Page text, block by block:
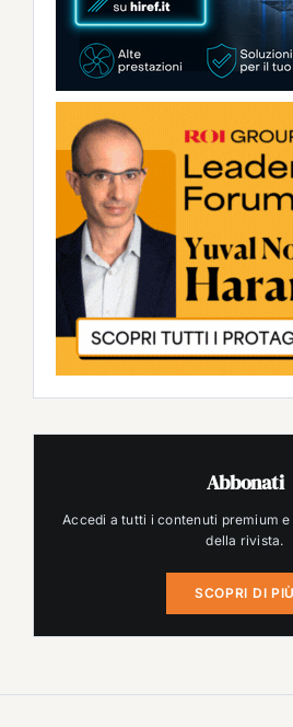
Abbonati
Accedi a tutti i contenuti premium
della rivista.
SCOPRI DI PIÙ